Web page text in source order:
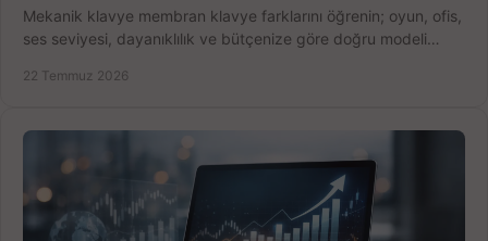
Mekanik klavye membran klavye farklarını öğrenin; oyun, ofis,
ses seviyesi, dayanıklılık ve bütçenize göre doğru modeli
22 Temmuz 2026